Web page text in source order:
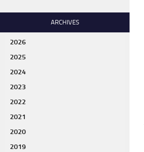
ARCHIVES
2026
2025
2024
2023
2022
2021
2020
2019